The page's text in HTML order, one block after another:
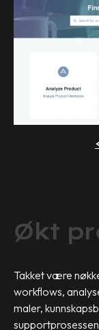
Økt
Takket være
workflows,
maler,